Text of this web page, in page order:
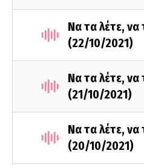
Να τα λέτε,
(22/10/2021)
Να τα λέτε,
(21/10/2021)
Να τα λέτε,
(20/10/2021)